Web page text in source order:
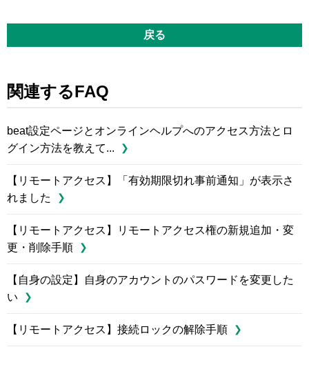
戻る
関連するFAQ
beat設定ページとオンラインヘルプへのアクセス方法とロ
グイン方法を教えて...
【リモートアクセス】「有効期限切れ事前通知」が表示さ
れました
【リモートアクセス】リモートアクセス権の新規追加・変
更・削除手順
【自身の設定】自身のアカウントのパスワードを変更した
い
【リモートアクセス】接続ロックの解除手順